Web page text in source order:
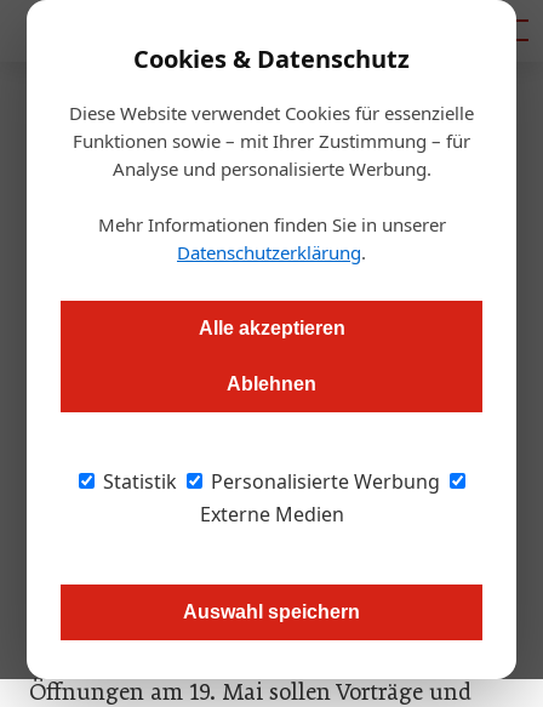
Cookies & Datenschutz
Diese Website verwendet Cookies für essenzielle
Funktionen sowie – mit Ihrer Zustimmung – für
Analyse und personalisierte Werbung.
Mehr Informationen finden Sie in unserer
Datenschutzerklärung.
Alle akzeptieren
Ablehnen
Statistik
Personalisierte Werbung
Externe Medien
Auswahl speichern
Startseite/Gastro & Hotel
Tourismustage: heuer online
dabei sein
Die Österreichischen Tourismustage (ÖTT) gehen von 17. bis
19. Mai über die Bühne. Heuer: online! Hier alle Infos zum
Ganz im Zeichen der Rückkehr des Reisens.
Zukunft des Reisens stehen heuer die
Österreichischen Tourismustage (ÖTT) von 17.
Öffnungen am 19. Mai sollen Vorträge und